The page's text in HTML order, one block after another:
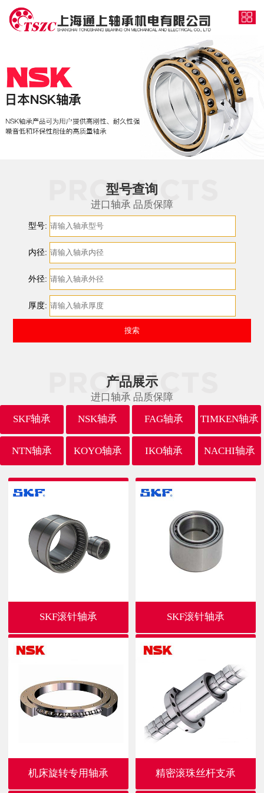
型号查询
进口轴承 品质保障
型号:
内径:
外径:
厚度:
产品展示
进口轴承 品质保障
SKF轴承
NSK轴承 FAG轴承 TIMKEN轴承
NTN轴承 KOYO轴承 IKO轴承 NACHI轴承
SKF滚针轴承 SKF滚针轴承
机床旋转专用轴承 精密滚珠丝杆支承